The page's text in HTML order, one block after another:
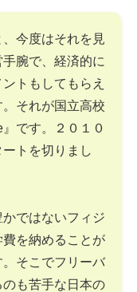
今度はそれを見
腕で、経済的に
トもしてもらえ
それが国立高校
です。２０１０
トを切りまし
ではないフィジ
を納めることが
そこでフリーバ
も苦手な日本の